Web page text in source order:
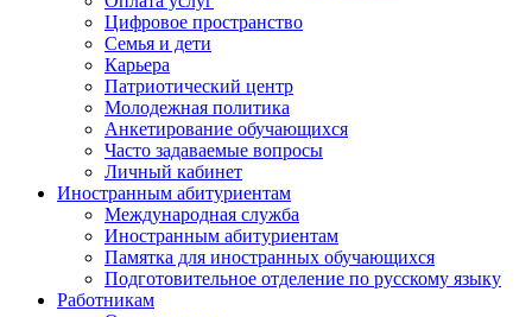
Цифровое пространство
Семья и дети
Карьера
Патриотический центр
Молодежная политика
Анкетирование обучающихся
Часто задаваемые вопросы
Личный кабинет
Иностранным абитуриентам
Международная служба
Иностранным абитуриентам
Памятка для иностранных обучающихся
Подготовительное отделение по русскому языку
Работникам